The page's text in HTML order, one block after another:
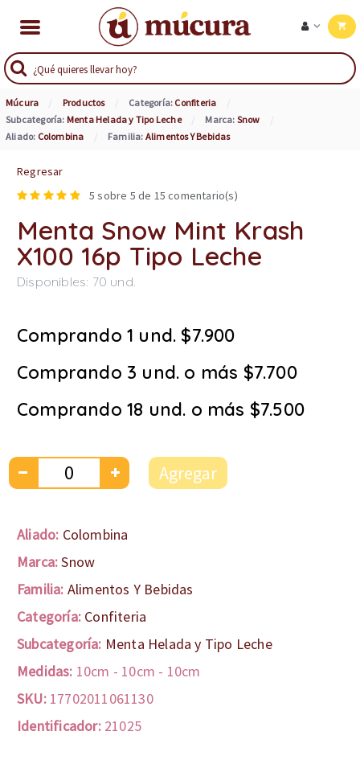
Múcura Productos Categoría: Confiteria
Subcategoría: Menta Helada y Tipo Leche Marca: Snow
Aliado: Colombina Familia: Alimentos Y Bebidas
Regresar
5 sobre 5 de 15 comentario(s)
Menta Snow Mint Krash
X100 16p Tipo Leche
Disponibles: 70 und.
Comprando 1 und. $7.900
Comprando 3 und. o más $7.700
Comprando 18 und. o más $7.500
Agregar
Aliado: Colombina
Marca:Snow
Familia: Alimentos Y Bebidas
Categoría: Confiteria
Subcategoría: Menta Helada y Tipo Leche
Medidas: 10cm - 10cm - 10cm
SKU: 17702011061130
Identificador: 21025